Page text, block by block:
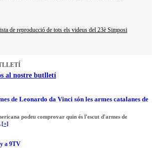
de reproducció de tots els videus del 23è Simposi
al nostre butlletí
de Leonardo da Vinci són les armes catalanes de
podeu comprovar quin és l'escut d'armes de
[+]
a 9TV